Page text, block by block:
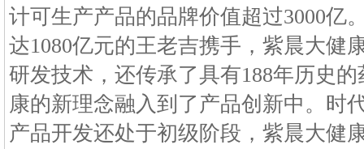
计可生产产品的品牌价值超过3000亿
达1080亿元的王老吉携手，紫晨大健
研发技术，还传承了具有188年历史
康的新理念融入到了产品创新中。时
产品开发还处于初级阶段，紫晨大健